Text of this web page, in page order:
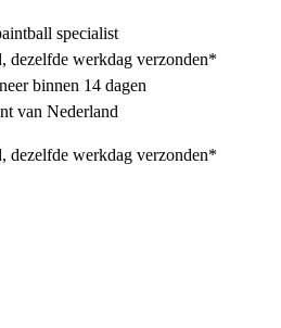
specialist
dezelfde werkdag verzonden*
binnen 14 dagen
van Nederland
dezelfde werkdag verzonden*